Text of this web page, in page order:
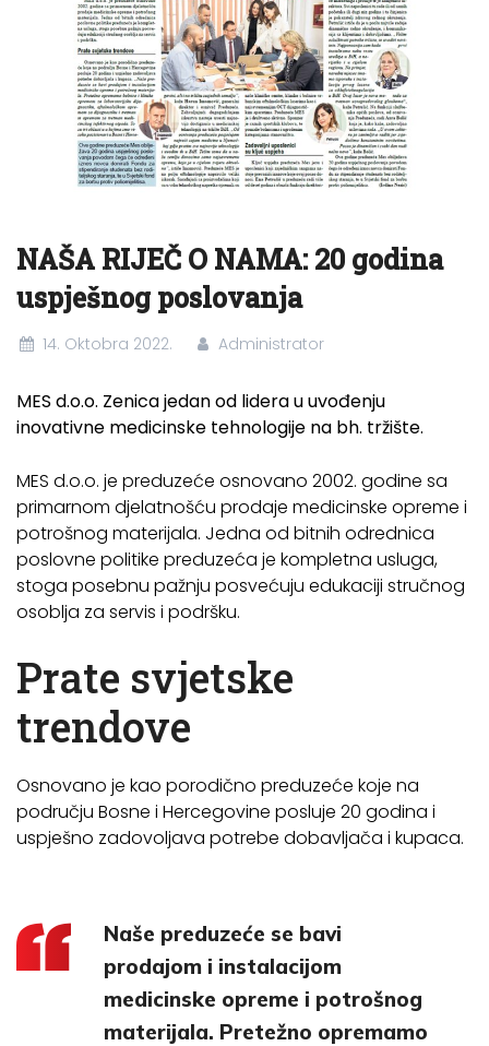
NAŠA RIJEČ O NAMA: 20 godina
uspješnog poslovanja
14. Oktobra 2022. Administrator
MES d.o.o. Zenica jedan od lidera u uvođenju
inovativne medicinske tehnologije na bh. tržište.
MES d.o.o. je preduzeće osnovano 2002. godine sa
primarnom djelatnošću prodaje medicinske opreme i
potrošnog materijala. Jedna od bitnih odrednica
poslovne politike preduzeća je kompletna usluga,
stoga posebnu pažnju posvećuju edukaciji stručnog
osoblja za servis i podršku.
Prate svjetske
trendove
Osnovano je kao porodično preduzeće koje na
području Bosne i Hercegovine posluje 20 godina i
uspješno zadovoljava potrebe dobavljača i kupaca.
Naše preduzeće se bavi
prodajom i instalacijom
medicinske opreme i potrošnog
materijala. Pretežno opremamo